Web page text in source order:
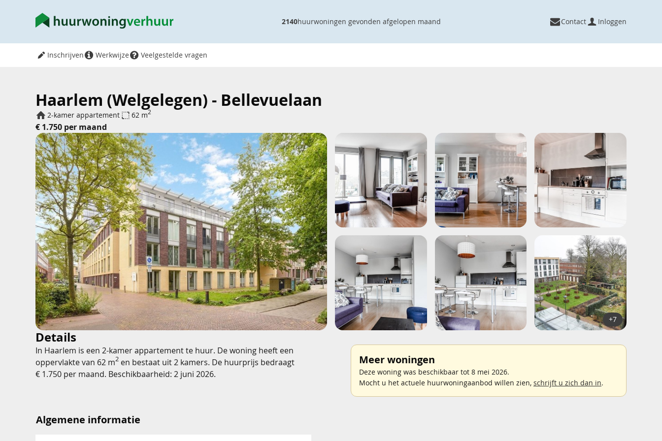
2140huurwoningen gevonden afgelopen maand Contact Inloggen
Inschrijven Werkwijze Veelgestelde vragen
Haarlem (Welgelegen) - Bellevuelaan
2-kamer appartement 62 m2
€ 1.750 per maand
+7
Details
In Haarlem is een 2-kamer appartement te huur. De woning heeft een
oppervlakte van 62 m2 en bestaat uit 2 kamers. De huurprijs bedraagt
€ 1.750 per maand. Beschikbaarheid: 2 juni 2026.
Meer woningen
Deze woning was beschikbaar tot 8 mei 2026.
Mocht u het actuele huurwoningaanbod willen zien, schrijft u zich dan in.
Algemene informatie